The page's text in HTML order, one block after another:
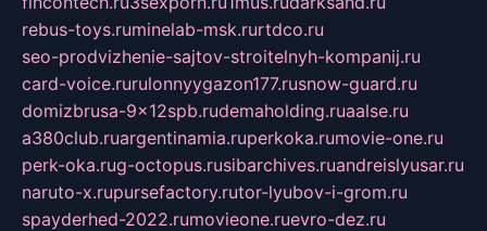
rebus-toys.ruminelab-msk.rurtdco.ru
seo-prodvizhenie-sajtov-stroitelnyh-kompanij.ru
card-voice.rurulonnyygazon177.rusnow-guard.ru
domizbrusa-9x12spb.rudemaholding.ruaalse.ru
a380club.ruargentinamia.ruperkoka.rumovie-one.ru
perk-oka.rug-octopus.rusibarchives.ruandreislyusar.ru
naruto-x.rupursefactory.rutor-lyubov-i-grom.ru
spayderhed-2022.rumovieone.ruevro-dez.ru